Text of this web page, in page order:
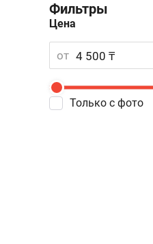
Фильтры
Цена
от
Только с фото